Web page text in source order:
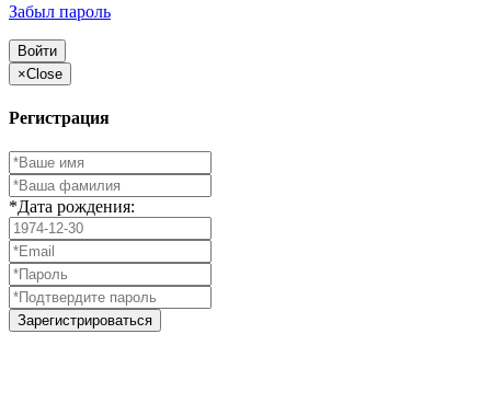
Забыл пароль
Войти
×Close
Регистрация
*Дата рождения:
Зарегистрироваться